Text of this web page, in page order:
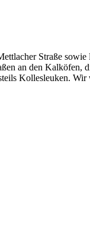
Straße
an den Kalköfen,
Kollesleuken.